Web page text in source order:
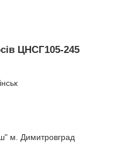
ЦНСГ105-245
м. Димитровград